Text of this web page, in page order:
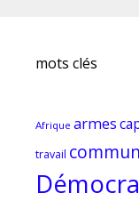
mots clés
Afrique armes
travail